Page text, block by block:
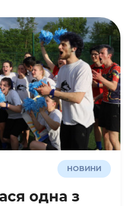
НОВИНИ
одна з